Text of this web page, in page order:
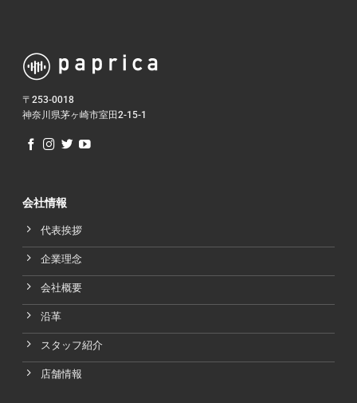
〒253-0018
神奈川県茅ヶ崎市室田2-15-1
会社情報
代表挨拶
企業理念
会社概要
沿革
スタッフ紹介
店舗情報